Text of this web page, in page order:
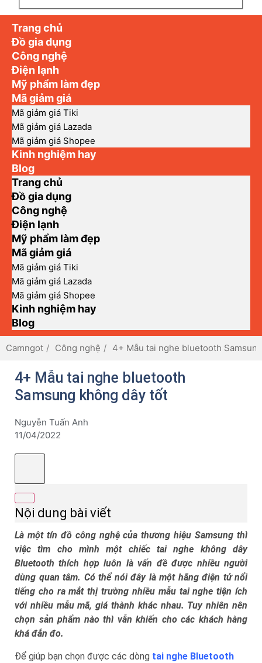
Trang chủ
Đồ gia dụng
Công nghệ
Điện lạnh
Mỹ phẩm làm đẹp
Mã giảm giá
Mã giảm giá Tiki
Mã giảm giá Lazada
Mã giảm giá Shopee
Kinh nghiệm hay
Blog
Trang chủ
Đồ gia dụng
Công nghệ
Điện lạnh
Mỹ phẩm làm đẹp
Mã giảm giá
Mã giảm giá Tiki
Mã giảm giá Lazada
Mã giảm giá Shopee
Kinh nghiệm hay
Blog
Camngot Công nghệ 4+ Mẫu tai nghe bluetooth
4+ Mẫu tai nghe bluetooth
Samsung không dây tốt
Nguyễn Tuấn Anh
11/04/2022
Nội dung bài viết
Là một tín đồ công nghệ của thương hiệu Samsung thì
việc tìm cho mình một chiếc tai nghe không dây
Bluetooth thích hợp luôn là vấn đề được nhiều người
dùng quan tâm. Có thể nói đây là một hãng điện tử nổi
tiếng cho ra mắt thị trường nhiều mẫu tai nghe tiện ích
với nhiều mẫu mã, giá thành khác nhau. Tuy nhiên nên
chọn sản phẩm nào thì vẫn khiến cho các khách hàng
khá đắn đo.
Để giúp bạn chọn được các dòng tai nghe Bluetooth